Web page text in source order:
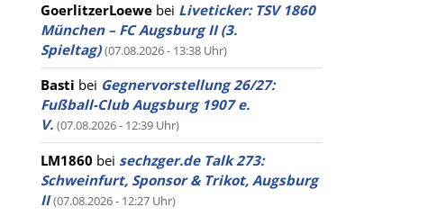
GoerlitzerLoewe bei Liveticker: TSV 1860
München – FC Augsburg II (3.
Spieltag) (07.08.2026 - 13:38 Uhr)
Basti bei Gegnervorstellung 26/27:
Fußball-Club Augsburg 1907 e.
V. (07.08.2026 - 12:39 Uhr)
LM1860 bei sechzger.de Talk 273:
Schweinfurt, Sponsor & Trikot, Augsburg
II (07.08.2026 - 12:27 Uhr)